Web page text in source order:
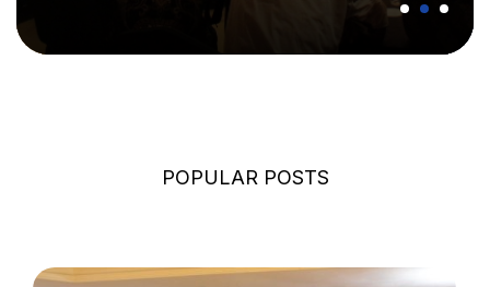
POPULAR POSTS